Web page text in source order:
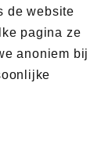
de website
pagina ze
anoniem bij